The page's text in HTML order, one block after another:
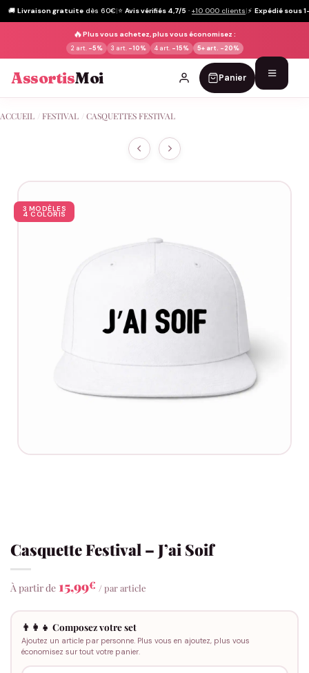
🚚 Livraison gratuite dès 60€|⭐ Avis vérifiés 4,7/5 · +10 000 clients|⚡ Expédié sous
🔥Plus vous achetez, plus vous économisez :
2 art. -5% 3 art. -10% 4 art. -15% 5+ art. -20%
AssortisMoi Panier
au
ACCUEIL FESTIVAL CASQUETTES FESTIVAL
3 MODÈLES
4 COLORIS
Casquette Festival – J’ai Soif
À partir de 15,99€ / par article
👨‍👩‍👧 Composez votre set
Ajoutez un article par personne. Plus vous en ajoutez, plus vous
économisez sur tout votre panier.